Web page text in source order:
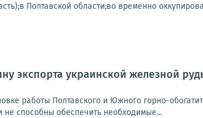
Полтавской области;во временно
экспорта украинской железной
работы Полтавского и Южного горно-
способны обеспечить необходимые...